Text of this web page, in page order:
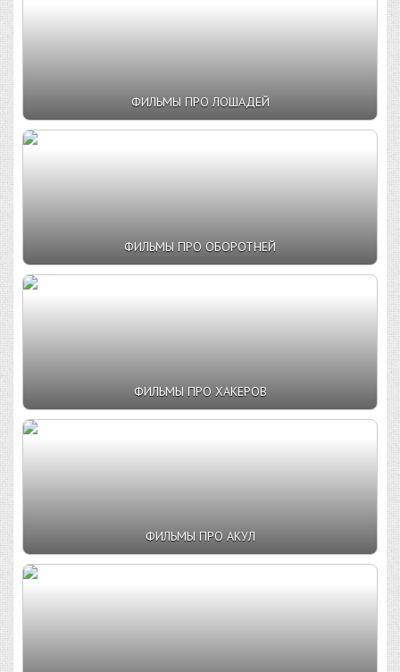
ФИЛЬМЫ ПРО ЛОШАДЕЙ
ФИЛЬМЫ ПРО ОБОРОТНЕЙ
ФИЛЬМЫ ПРО ХАКЕРОВ
ФИЛЬМЫ ПРО АКУЛ